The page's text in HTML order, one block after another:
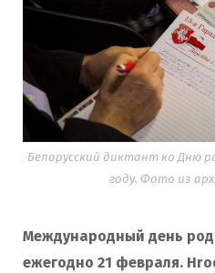
Белорусский диктант ко Дню
году. Фото из
Международный день
ежегодно 21 февраля.